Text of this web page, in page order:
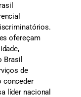
ofereçam
Brasil
de
conceder
líder nacional